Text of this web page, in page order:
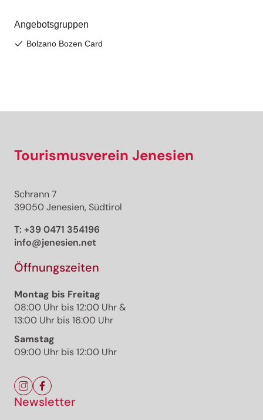
Tourismusverein Jenesien
Schrann 7
39050 Jenesien, Südtirol
T: +39 0471 354196
info@jenesien.net
Öffnungszeiten
Montag bis Freitag
08:00 Uhr bis 12:00 Uhr &
13:00 Uhr bis 16:00 Uhr
Samstag
09:00 Uhr bis 12:00 Uhr
Newsletter